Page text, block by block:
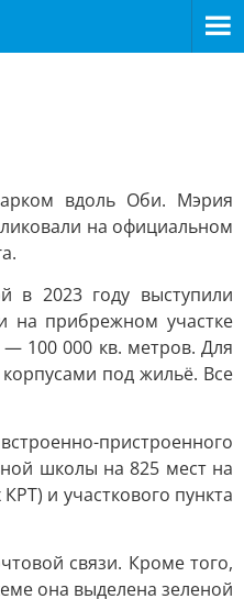
вдоль Оби. Мэрия
на официальном
в 2023 году выступили
на прибрежном участке
100 000 кв. метров. Для
под жильё. Все
пристроенного
школы на 825 мест на
и участкового пункта
связи. Кроме того,
она выделена зеленой